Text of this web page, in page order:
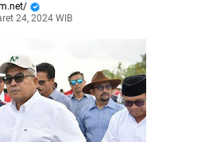
24, 2024 WIB